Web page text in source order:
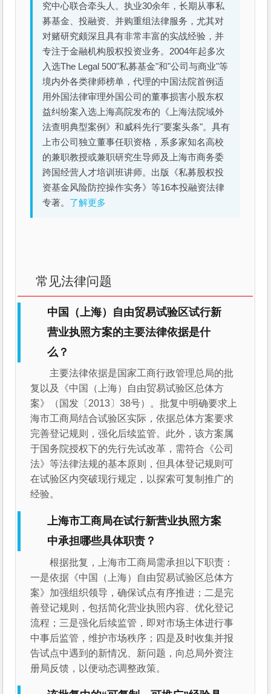
究中心联合牵头人。执业30余年，长期从事私
募基金、投融资、并购重组法律服务，尤其对
对赌研究颇深且具有非常丰富的实战经验，并
专注于金融机构股权投资业务。2004年起多次
入选The Legal 500"私募基金"和"公司与商业"等
境内外各类律师榜单，代理的中国法院首例适
用外国法律审理外国公司的董事损害小股东权
益纠纷案入选上海高院发布的《上海法院域外
法查明典型案例》和威科先行"要案头条"。具有
上市公司独立董事任职资格，系多家知名高校
的兼职教授或兼职研究生导师及上海市商务委
跨国经营人才培训班讲师。出版《私募股权投
资基金风险防控操作实务》等16本投融资法律
专著。 了解更多
常见法律问题
中国（上海）自由贸易试验区试行新
营业执照方案的主要法律依据是什
么？
主要法律依据是国家工商行政管理总局的批
复以及《中国（上海）自由贸易试验区总体方
案》（国发〔2013〕38号）。批复中明确要求上
海市工商局结合试验区实际，依据总体方案要求
完善登记规则，强化后续监管。此外，该方案属
于国务院授权下的先行先试改革，需符合《公司
法》等法律法规的基本原则，但具体登记规则可
在试验区内突破现行规定，以探索可复制推广的
经验。
上海市工商局在试行新营业执照方案
中承担哪些具体职责？
根据批复，上海市工商局需承担以下职责：
一是依据《中国（上海）自由贸易试验区总体方
案》加强组织领导，确保试点有序推进；二是完
善登记规则，包括简化营业执照内容、优化登记
流程；三是强化后续监管，即对市场主体进行事
中事后监管，维护市场秩序；四是及时收集并报
告试点中遇到的新情况、新问题，向总局外资注
册局反馈，以便动态调整政策。